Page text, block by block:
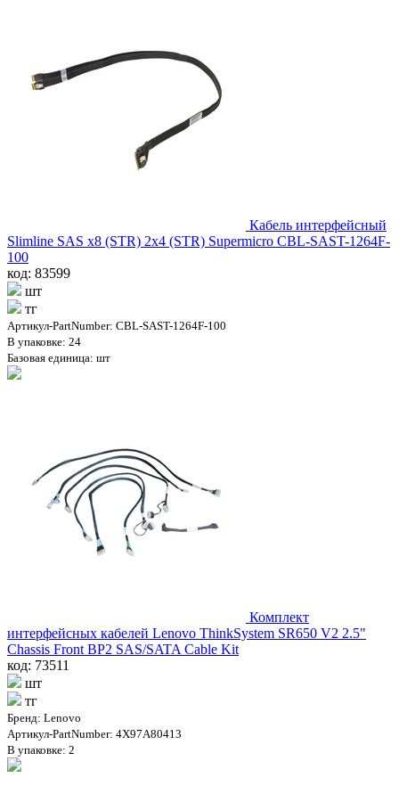
Кабель интерфейсный
Slimline SAS x8 (STR) 2x4 (STR) Supermicro CBL-SAST-1264F-
100
код: 83599
шт
тг
Артикул-PartNumber: CBL-SAST-1264F-100
В упаковке: 24
Базовая единица: шт
Комплект
интерфейсных кабелей Lenovo ThinkSystem SR650 V2 2.5"
Chassis Front BP2 SAS/SATA Cable Kit
код: 73511
шт
тг
Бренд: Lenovo
Артикул-PartNumber: 4X97A80413
В упаковке: 2